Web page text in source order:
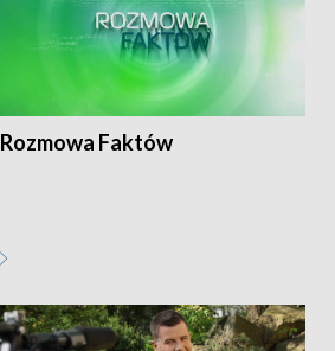
Rozmowa Faktów